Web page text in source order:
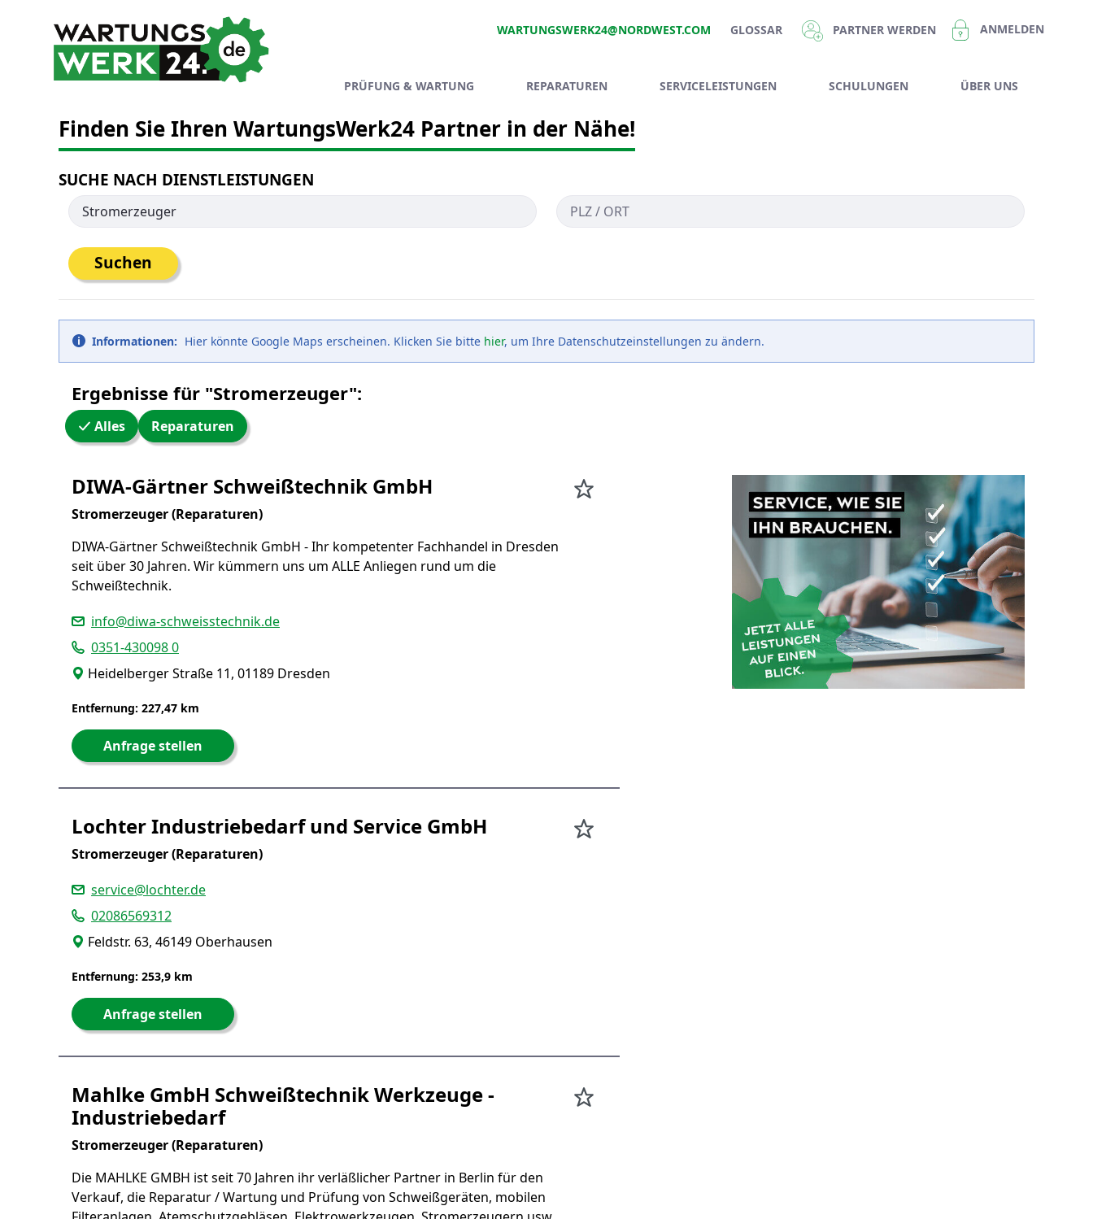
WARTUNGSWERK24@NORDWEST.COM GLOSSAR PARTNER WERDEN ANMELDEN
PRÜFUNG & WARTUNG REPARATUREN SERVICELEISTUNGEN SCHULUNGEN ÜBER UNS
Finden Sie Ihren WartungsWerk24 Partner in der Nähe!
SUCHE NACH DIENSTLEISTUNGEN
Suchen
Informationen: Hier könnte Google Maps erscheinen. Klicken Sie bitte hier, um Ihre Datenschutzeinstellungen zu ändern.
Ergebnisse für "Stromerzeuger":
Alles Reparaturen
DIWA-Gärtner Schweißtechnik GmbH
Stromerzeuger (Reparaturen)
DIWA-Gärtner Schweißtechnik GmbH - Ihr kompetenter Fachhandel in Dresden
seit über 30 Jahren. Wir kümmern uns um ALLE Anliegen rund um die
Schweißtechnik.
info@diwa-schweisstechnik.de
0351-430098 0
Heidelberger Straße 11, 01189 Dresden
Entfernung: 227,47 km
Anfrage stellen
Lochter Industriebedarf und Service GmbH
Stromerzeuger (Reparaturen)
service@lochter.de
02086569312
Feldstr. 63, 46149 Oberhausen
Entfernung: 253,9 km
Anfrage stellen
Mahlke GmbH Schweißtechnik Werkzeuge -
Industriebedarf
Stromerzeuger (Reparaturen)
Die MAHLKE GMBH ist seit 70 Jahren ihr verläßlicher Partner in Berlin für den
Verkauf, die Reparatur / Wartung und Prüfung von Schweißgeräten, mobilen